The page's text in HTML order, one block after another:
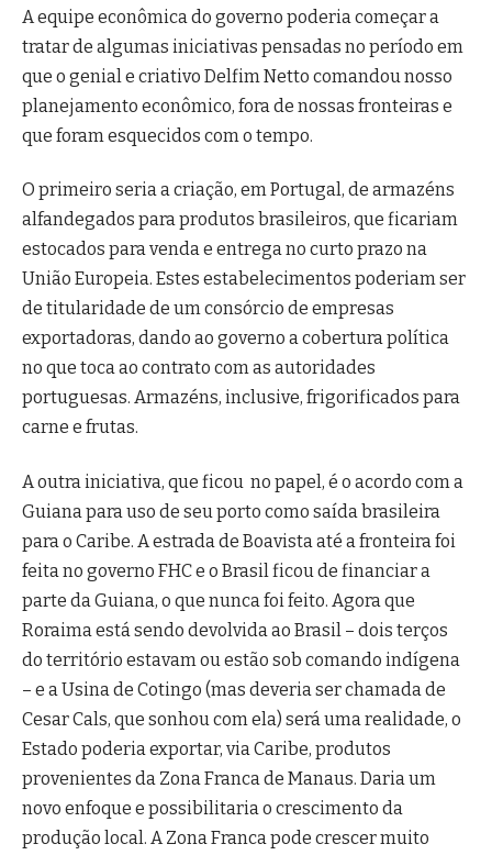
A equipe econômica do governo poderia começar a
tratar de algumas iniciativas pensadas no período em
que o genial e criativo Delfim Netto comandou nosso
planejamento econômico, fora de nossas fronteiras e
que foram esquecidos com o tempo.
O primeiro seria a criação, em Portugal, de armazéns
alfandegados para produtos brasileiros, que ficariam
estocados para venda e entrega no curto prazo na
União Europeia. Estes estabelecimentos poderiam ser
de titularidade de um consórcio de empresas
exportadoras, dando ao governo a cobertura política
no que toca ao contrato com as autoridades
portuguesas. Armazéns, inclusive, frigorificados para
carne e frutas.
A outra iniciativa, que ficou no papel, é o acordo com a
Guiana para uso de seu porto como saída brasileira
para o Caribe. A estrada de Boavista até a fronteira foi
feita no governo FHC e o Brasil ficou de financiar a
parte da Guiana, o que nunca foi feito. Agora que
Roraima está sendo devolvida ao Brasil – dois terços
do território estavam ou estão sob comando indígena
– e a Usina de Cotingo (mas deveria ser chamada de
Cesar Cals, que sonhou com ela) será uma realidade, o
Estado poderia exportar, via Caribe, produtos
provenientes da Zona Franca de Manaus. Daria um
novo enfoque e possibilitaria o crescimento da
produção local. A Zona Franca pode crescer muito